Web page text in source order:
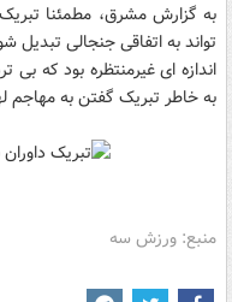
به گزارش مشرق، مطمئنا
تواند به اتفاقی جنجالی
اندازه ای غیرمنتظره بود که
به خاطر تبریک گفتن به مهاجم
منبع: ورزش سه